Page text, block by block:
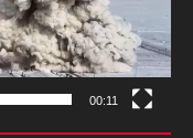
00:11